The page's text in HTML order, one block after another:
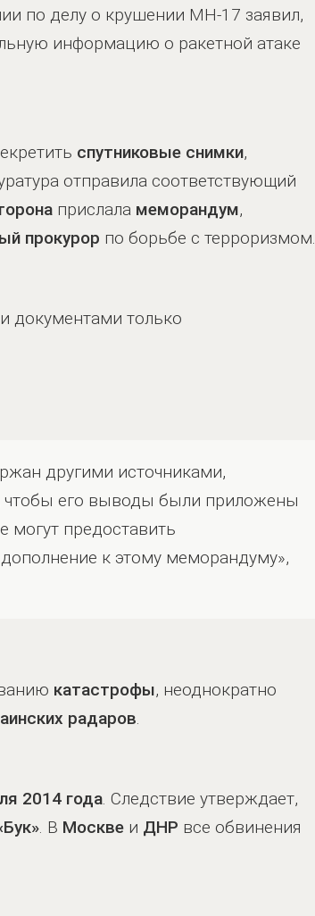
по делу о крушении MH-17 заявил,
информацию о ракетной атаке
спутниковые снимки,
отправила соответствующий
прислала меморандум,
прокурор по борьбе с терроризмом.
документами только
другими источниками,
чтобы его выводы были приложены
могут предоставить
к этому меморандуму»,
катастрофы, неоднократно
радаров.
2014 года. Следствие утверждает,
. В Москве и ДНР все обвинения